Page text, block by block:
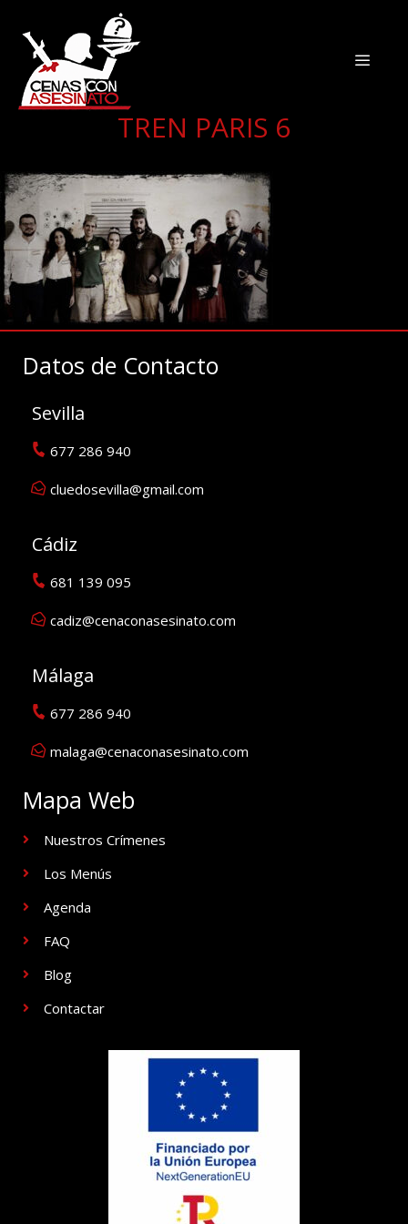
TREN PARIS 6
Datos de Contacto
Sevilla
677 286 940
cluedosevilla@gmail.com
Cádiz
681 139 095
cadiz@cenaconasesinato.com
Málaga
677 286 940
malaga@cenaconasesinato.com
Mapa Web
Nuestros Crímenes
Los Menús
Agenda
FAQ
Blog
Contactar